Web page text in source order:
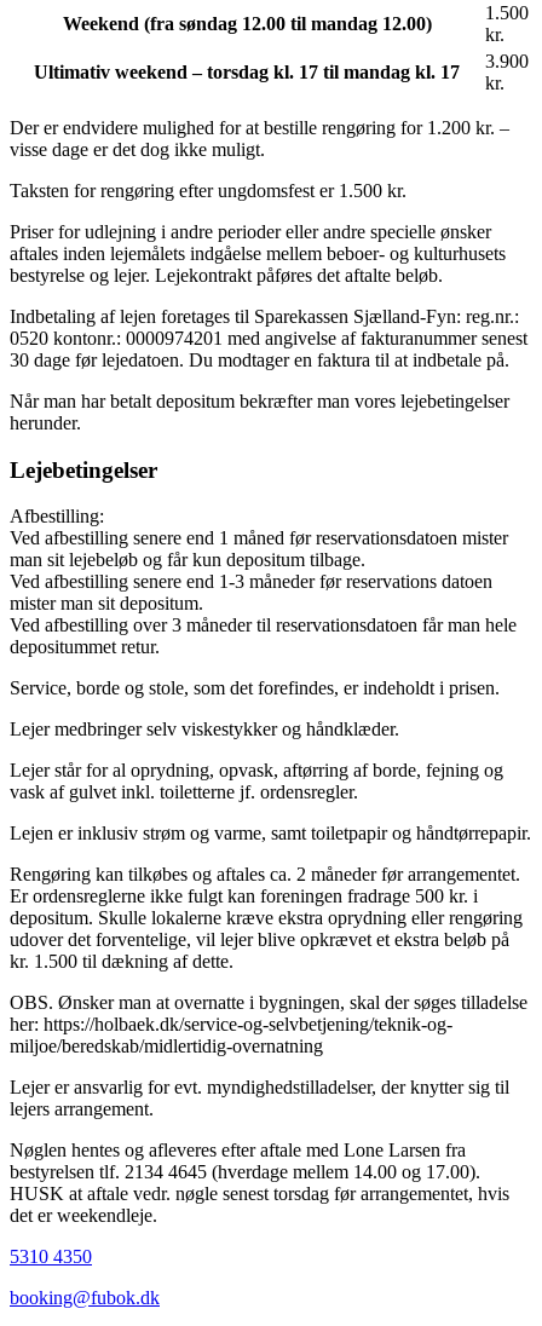
Weekend (fra søndag 12.00 til mandag 12.00)
1.500
kr.
Ultimativ weekend – torsdag kl. 17 til mandag kl. 17
3.900
kr.
Der er endvidere mulighed for at bestille rengøring for 1.200 kr. –
visse dage er det dog ikke muligt.
Taksten for rengøring efter ungdomsfest er 1.500 kr.
Priser for udlejning i andre perioder eller andre specielle ønsker
aftales inden lejemålets indgåelse mellem beboer- og kulturhusets
bestyrelse og lejer. Lejekontrakt påføres det aftalte beløb.
Indbetaling af lejen foretages til Sparekassen Sjælland-Fyn: reg.nr.:
0520 kontonr.: 0000974201 med angivelse af fakturanummer senest
30 dage før lejedatoen. Du modtager en faktura til at indbetale på.
Når man har betalt depositum bekræfter man vores lejebetingelser
herunder.
Lejebetingelser
Afbestilling:
Ved afbestilling senere end 1 måned før reservationsdatoen mister
man sit lejebeløb og får kun depositum tilbage.
Ved afbestilling senere end 1-3 måneder før reservations datoen
mister man sit depositum.
Ved afbestilling over 3 måneder til reservationsdatoen får man hele
depositummet retur.
Service, borde og stole, som det forefindes, er indeholdt i prisen.
Lejer medbringer selv viskestykker og håndklæder.
Lejer står for al oprydning, opvask, aftørring af borde, fejning og
vask af gulvet inkl. toiletterne jf. ordensregler.
Lejen er inklusiv strøm og varme, samt toiletpapir og håndtørrepapir.
Rengøring kan tilkøbes og aftales ca. 2 måneder før arrangementet.
Er ordensreglerne ikke fulgt kan foreningen fradrage 500 kr. i
depositum. Skulle lokalerne kræve ekstra oprydning eller rengøring
udover det forventelige, vil lejer blive opkrævet et ekstra beløb på
kr. 1.500 til dækning af dette.
OBS. Ønsker man at overnatte i bygningen, skal der søges tilladelse
her: https://holbaek.dk/service-og-selvbetjening/teknik-og-
miljoe/beredskab/midlertidig-overnatning
Lejer er ansvarlig for evt. myndighedstilladelser, der knytter sig til
lejers arrangement.
Nøglen hentes og afleveres efter aftale med Lone Larsen fra
bestyrelsen tlf. 2134 4645 (hverdage mellem 14.00 og 17.00).
HUSK at aftale vedr. nøgle senest torsdag før arrangementet, hvis
det er weekendleje.
5310 4350
booking@fubok.dk